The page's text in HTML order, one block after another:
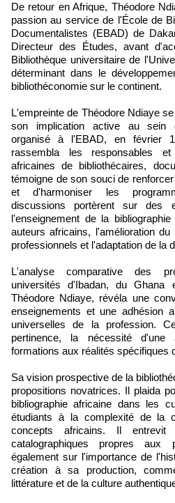
De retour en Afrique, Théodore
passion au service de l'École de
Documentalistes (EBAD) de
Directeur des Études, avant
Bibliothèque universitaire de
déterminant dans le
bibliothéconomie sur le continent.
L'empreinte de Théodore Ndiaye
son implication active au sein
organisé à l'EBAD, en février
rassembla les responsables
africaines de bibliothécaires,
témoigne de son souci de
et d'harmoniser les
discussions portèrent sur des
l'enseignement de la
auteurs africains, l'amélioration
professionnels et l'adaptation de la
L'analyse comparative des
universités d'Ibadan, du
Théodore Ndiaye, révéla une
enseignements et une adhésion
universelles de la profession.
pertinence, la nécessité d'une
formations aux réalités spécifiques
Sa vision prospective de la
propositions novatrices. Il plaida
bibliographie africaine dans les
étudiants à la complexité de la
concepts africains. Il
catalographiques propres
également sur l'importance de
création à sa production,
littérature et de la culture